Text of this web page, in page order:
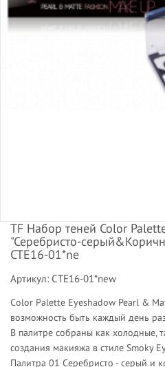
TF Набор теней Color
"Серебристо-
CTE16-01*ne
Артикул: CTE16-01*new
Color Palette Eyeshadow Pearl &
возможность быть каждый день
В палитре собраны как холодные,
создания макияжа в стиле Smoky
Палитра 01 Серебристо - серый и